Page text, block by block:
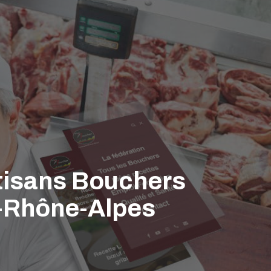
Bouchers
Alpes